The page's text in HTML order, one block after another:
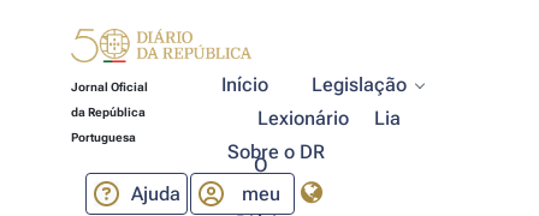
Jornal Oficial
da República
Portuguesa
Início
Legislação
Lexionário
Lia
Sobre o DR
Ajuda
O
meu